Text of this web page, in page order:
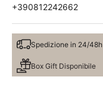
+390812242662
Spedizione in 24/48h
Box Gift Disponibile